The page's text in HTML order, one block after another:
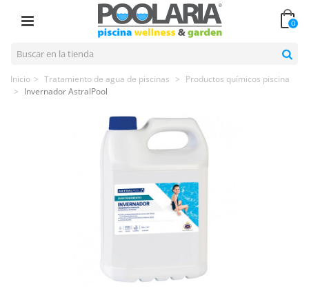
0
Inicio > Tratamiento de agua de piscinas > Productos químicos piscina
> Invernador AstralPool